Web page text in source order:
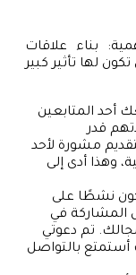
بناء علاقات
لها تأثير كبير
أحد المتابعين
قدر
مشورة لأحد
وهذا أدى إلى
نشطًا على
المشاركة في
تم دعوتي
أستمتع بالتواصل